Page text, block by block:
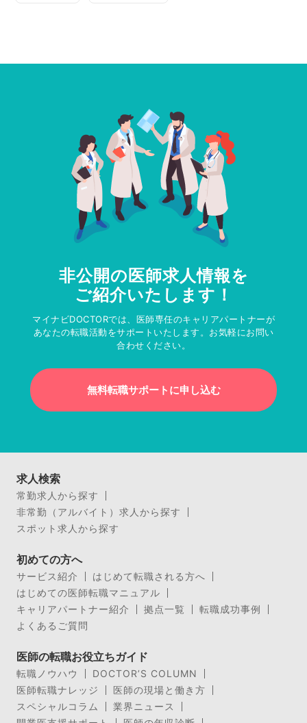
非公開の医師求人情報を
ご紹介いたします！
マイナビDOCTORでは、医師専任のキャリアパートナーが
あなたの転職活動をサポートいたします。お気軽にお問い
合わせください。
無料転職サポートに申し込む
求人検索
常勤求人から探す
非常勤（アルバイト）求人から探す
スポット求人から探す
初めての方へ
サービス紹介
はじめて転職される方へ
はじめての医師転職マニュアル
キャリアパートナー紹介
拠点一覧
転職成功事例
よくあるご質問
医師の転職お役立ちガイド
転職ノウハウ
DOCTOR’S COLUMN
医師転職ナレッジ
医師の現場と働き方
スペシャルコラム
業界ニュース